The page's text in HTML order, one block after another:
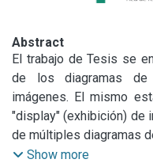
Abstract
El trabajo de Tesis se
de los diagramas de
imágenes. El mismo
"display" (exhibición) de
de múltiples diagramas
La modulación está
Show more